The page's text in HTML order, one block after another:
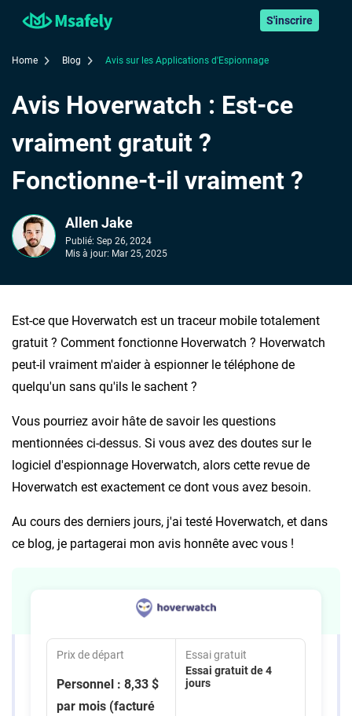
S'inscrire
Home Blog Avis sur les Applications d'Espionnage
Avis Hoverwatch : Est-ce
vraiment gratuit ?
Fonctionne-t-il vraiment ?
Allen Jake
Publié: Sep 26, 2024
Mis à jour: Mar 25, 2025
Est-ce que Hoverwatch est un traceur mobile totalement
gratuit ? Comment fonctionne Hoverwatch ? Hoverwatch
peut-il vraiment m'aider à espionner le téléphone de
quelqu'un sans qu'ils le sachent ?
Vous pourriez avoir hâte de savoir les questions
mentionnées ci-dessus. Si vous avez des doutes sur le
logiciel d'espionnage Hoverwatch, alors cette revue de
Hoverwatch est exactement ce dont vous avez besoin.
Au cours des derniers jours, j'ai testé Hoverwatch, et dans
ce blog, je partagerai mon avis honnête avec vous !
Prix de départ
Personnel : 8,33 $
par mois (facturé
Essai gratuit
Essai gratuit de 4
jours